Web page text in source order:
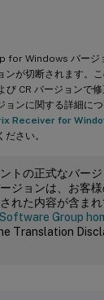
for Windows バージ
ンが切断されます。
び CR バージョンで
ンに関する詳細につ
Receiver for
ださい。
トの正式なバー
ジョンは、お客
れた内容が含まれ
Group
Translation